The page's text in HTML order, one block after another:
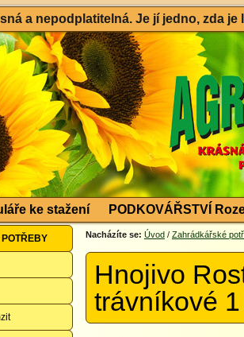
a nepodplatitelná. Je jí jedno, zda
ke stažení PODKOVÁŘSTVÍ
Nacházíte se: Úvod / Zahrádkářské
Hnojivo
trávníkové